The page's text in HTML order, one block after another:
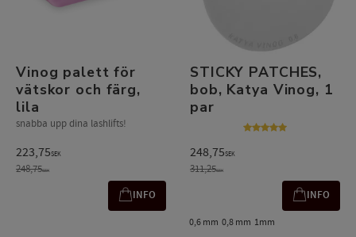
Vinog palett för
vätskor och färg,
lila
snabba upp dina lashlifts!
223,75SEK
248,75SEK
INFO
STICKY PATCHES,
bob, Katya Vinog, 1
par
248,75SEK
311,25SEK
INFO
0,6 mm 0,8 mm 1mm